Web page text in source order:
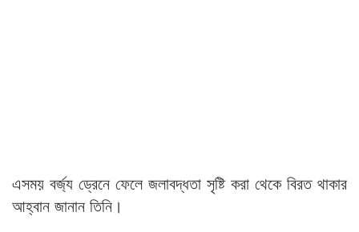
এসময় বর্জ্য ড্রেনে ফেলে জলাবদ্ধতা সৃষ্টি করা থেকে বিরত থাকার
আহ্বান জানান তিনি।